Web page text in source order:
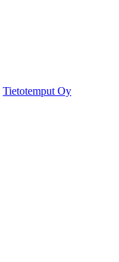
Tietotemput Oy